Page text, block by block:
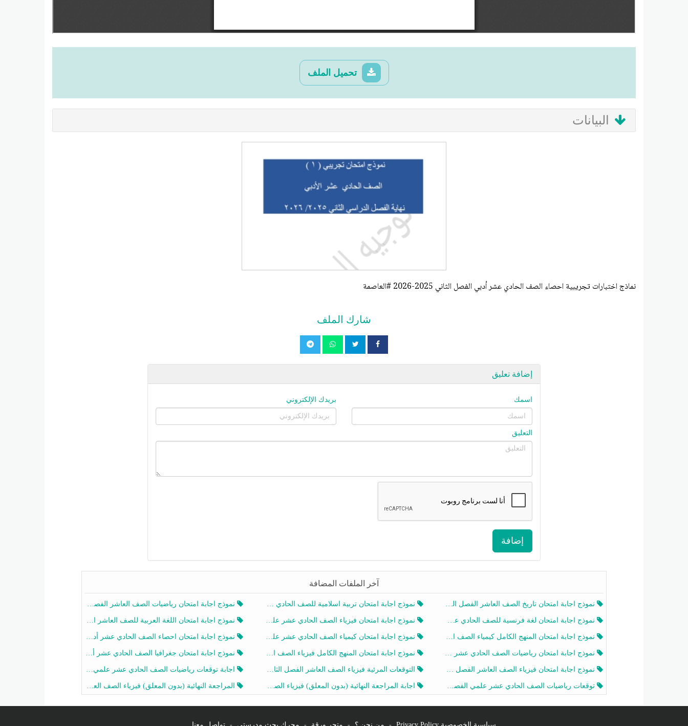
تحميل الملف
البيانات
نماذج اختبارات تجريبية احصاء الصف الحادي عشر أدبي الفصل الثاني 2025-2026 #العاصمة
شارك الملف
إضافة تعليق
اسمك بريدك الإلكتروني
التعليق
إضافة
آخر الملفات المضافة
نموذج اجابة امتحان تاريخ الصف العاشر الفصل الثاني 2025-2026 نموذج اجابة امتحان تربية اسلامية للصف الحادي عشر الفصل الثاني 2025-2026 نموذج اجابة امتحان رياضيات الصف العاشر الفصل الثاني 2025-2026
نموذج اجابة امتحان لغة فرنسية للصف الحادي عشر أدبي الفصل الثاني 2025-2026 نموذج اجابة امتحان فيزياء الصف الحادي عشر علمي الفصل الثاني 2025-2026 نموذج اجابة امتحان اللغة العربية للصف العاشر الفصل الثاني 2025-2026
نموذج اجابة امتحان المنهج الكامل كيمياء الصف الحادي عشر علمي الفصل الثاني 2025-2026 نموذج اجابة امتحان كيمياء الصف الحادي عشر علمي الفصل الثاني 2025-2026 نموذج اجابة امتحان احصاء الصف الحادي عشر أدبي الفصل الثاني 2025-2026
نموذج اجابة امتحان رياضيات الصف الحادي عشر علمي الفصل الثاني 2025-2026 نموذج اجابة امتحان المنهج الكامل فيزياء الصف العاشر الفصل الثاني 2025-2026 نموذج اجابة امتحان جغرافيا الصف الحادي عشر أدبي الفصل الثاني 2025-2026
نموذج اجابة امتحان فيزياء الصف العاشر الفصل الثاني 2025-2026 التوقعات المرئية فيزياء الصف العاشر الفصل الثاني 2026 أ هيثم الليثي اجابة توقعات رياضيات الصف الحادي عشر علمي الفصل الثاني 2025-2026 أ عمرو فايز
توقعات رياضيات الصف الحادي عشر علمي الفصل الثاني 2025-2026 أ عمرو فايز اجابة المراجعة النهائية (بدون المعلق) فيزياء الصف العاشر الفصل الثاني أ أحمد نبيه المراجعة النهائية (بدون المعلق) فيزياء الصف العاشر الفصل الثاني أ أحمد نبيه